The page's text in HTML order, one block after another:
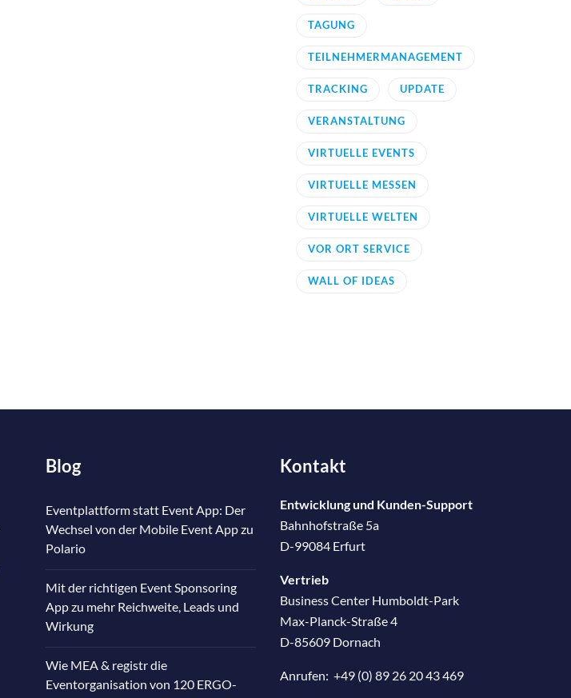
TAGUNG
TEILNEHMERMANAGEMENT
TRACKING UPDATE
VERANSTALTUNG
VIRTUELLE EVENTS
VIRTUELLE MESSEN
VIRTUELLE WELTEN
VOR ORT SERVICE
WALL OF IDEAS
Blog
Eventplattform statt Event App: Der
Wechsel von der Mobile Event App zu
Polario
Mit der richtigen Event Sponsoring
App zu mehr Reichweite, Leads und
Wirkung
Wie MEA & registr die
Eventorganisation von 120 ERGO-
Kontakt
Entwicklung und Kunden-Support
Bahnhofstraße 5a
D-99084 Erfurt
Vertrieb
Business Center Humboldt-Park
Max-Planck-Straße 4
D-85609 Dornach
Anrufen: +49 (0) 89 26 20 43 469